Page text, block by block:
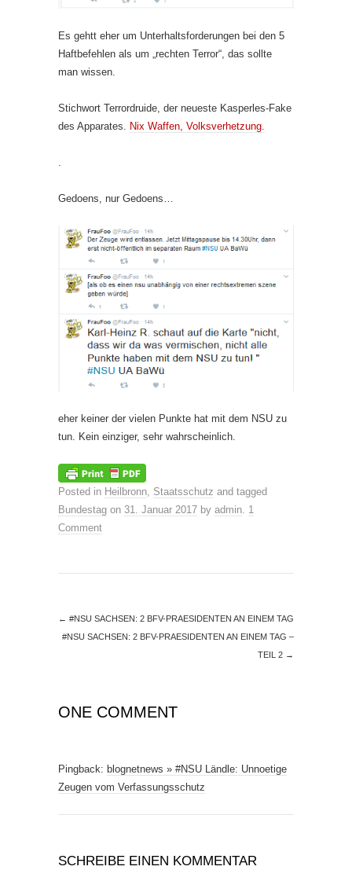
Es gehtt eher um Unterhaltsforderungen bei den 5
Haftbefehlen als um „rechten Terror“, das sollte
man wissen.
Stichwort Terrordruide, der neueste Kasperles-Fake
des Apparates.
Nix Waffen, Volksverhetzung.
Gedoens, nur Gedoens…
eher keiner der vielen Punkte hat mit dem NSU zu
tun. Kein einziger, sehr wahrscheinlich.
Posted in Heilbronn, Staatsschutz and tagged
Bundestag on 31. Januar 2017 by admin. 1
Comment
← #NSU SACHSEN: 2 BFV-PRAESIDENTEN AN EINEM TAG
#NSU SACHSEN: 2 BFV-PRAESIDENTEN AN EINEM TAG –
TEIL 2 →
ONE COMMENT
Pingback: blognetnews » #NSU Ländle: Unnoetige
Zeugen vom Verfassungsschutz
SCHREIBE EINEN KOMMENTAR